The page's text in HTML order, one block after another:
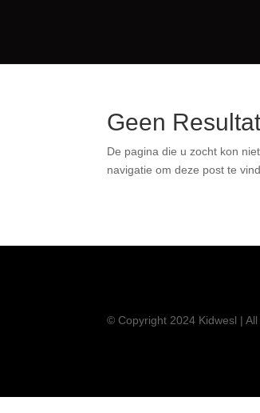
Geen
De pagina die u zocht kon
bovenstaande navigatie
© Copyright 2024 Kidwesl |